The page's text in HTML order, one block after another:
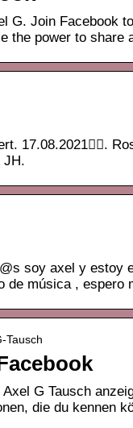
G. Join Facebook
the power to share
17.08.2021󰞋󰟠.
JH.
soy axel y estoy
de música , espero
Tausch
G Tausch
die du kennen